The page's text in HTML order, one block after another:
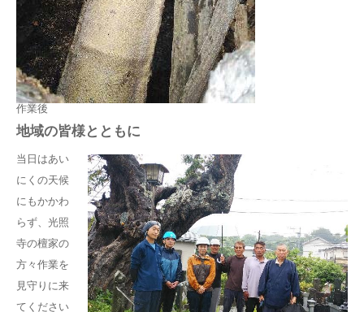
作業後
地域の皆様とともに
当日はあい
にくの天候
にもかかわ
らず、光照
寺の檀家の
方々作業を
見守りに来
てください